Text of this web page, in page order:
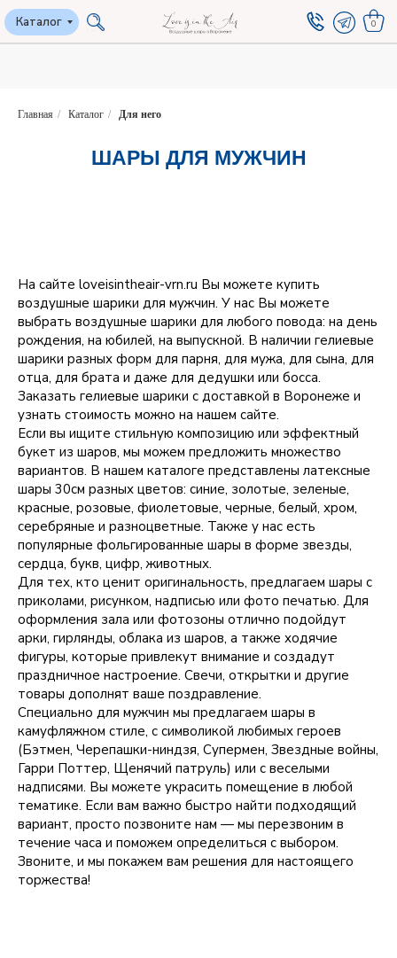
0
Каталог 0
Каталог
Главная / Каталог / Для него
ШАРЫ ДЛЯ МУЖЧИН
На сайте loveisintheair-vrn.ru Вы можете купить
воздушные шарики для мужчин. У нас Вы можете
выбрать воздушные шарики для любого повода: на день
рождения, на юбилей, на выпускной. В наличии гелиевые
шарики разных форм для парня, для мужа, для сына, для
отца, для брата и даже для дедушки или босса.
Заказать гелиевые шарики с доставкой в Воронеже и
узнать стоимость можно на нашем сайте.
Если вы ищите стильную композицию или эффектный
букет из шаров, мы можем предложить множество
вариантов. В нашем каталоге представлены латексные
шары 30см разных цветов: синие, золотые, зеленые,
красные, розовые, фиолетовые, черные, белый, хром,
серебряные и разноцветные. Также у нас есть
популярные фольгированные шары в форме звезды,
сердца, букв, цифр, животных.
Для тех, кто ценит оригинальность, предлагаем шары с
приколами, рисунком, надписью или фото печатью. Для
оформления зала или фотозоны отлично подойдут
арки, гирлянды, облака из шаров, а также ходячие
фигуры, которые привлекут внимание и создадут
праздничное настроение. Свечи, открытки и другие
товары дополнят ваше поздравление.
Специально для мужчин мы предлагаем шары в
камуфляжном стиле, с символикой любимых героев
(Бэтмен, Черепашки-ниндзя, Супермен, Звездные войны,
Гарри Поттер, Щенячий патруль) или с веселыми
надписями. Вы можете украсить помещение в любой
тематике. Если вам важно быстро найти подходящий
вариант, просто позвоните нам — мы перезвоним в
течение часа и поможем определиться с выбором.
Звоните, и мы покажем вам решения для настоящего
торжества!